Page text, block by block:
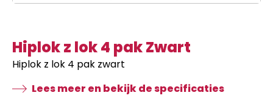
Hiplok z lok 4 pak Zwart
Hiplok z lok 4 pak zwart
Lees meer en bekijk de specificaties